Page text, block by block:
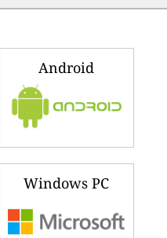
Android
Windows PC